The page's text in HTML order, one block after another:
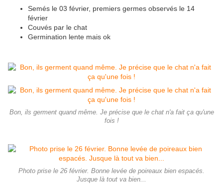
Semés le 03 février, premiers germes observés le 14
février
Couvés par le chat
Germination lente mais ok
Bon, ils germent quand même. Je précise que le chat n'a fait ça qu'une
fois !
Photo prise le 26 février. Bonne levée de poireaux bien espacés.
Jusque là tout va bien...